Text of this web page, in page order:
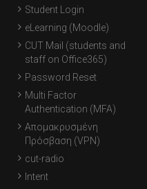
Student Login
eLearning (Moodle)
CUT Mail (students and
staff on Office365)
Password Reset
Multi Factor
Authentication (MFA)
Απομακρυσμένη
Πρόσβαση (VPN)
cut-radio
Intent